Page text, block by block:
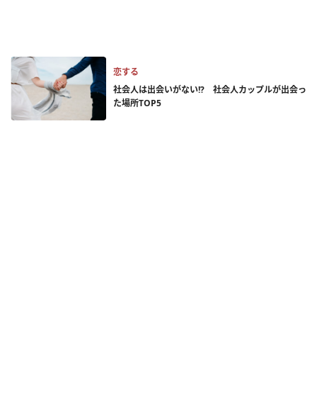
恋する
社会人は出会いがない!? 社会人カップルが出会っ
た場所TOP5